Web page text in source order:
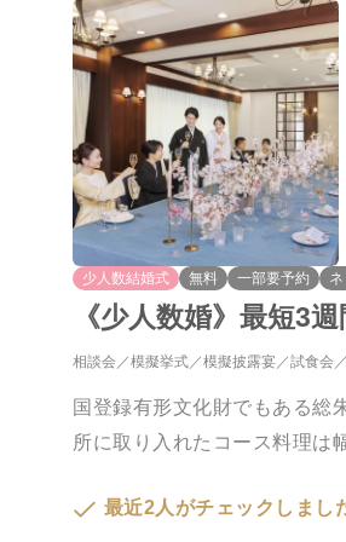
少人数結婚式 無料 一部要予約
《少人数婚》最短3
相談会 模擬挙式 模擬披露宴 試食会
国登録有形文化財でもある総
所に取り入れたコース料理は
最近2人がチェックしまし